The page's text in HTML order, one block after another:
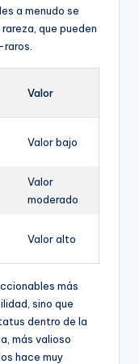
a menudo se
que pueden
Valor
Valor bajo
Valor
moderado
Valor alto
más
sino que
dentro de la
más valioso
hace muy